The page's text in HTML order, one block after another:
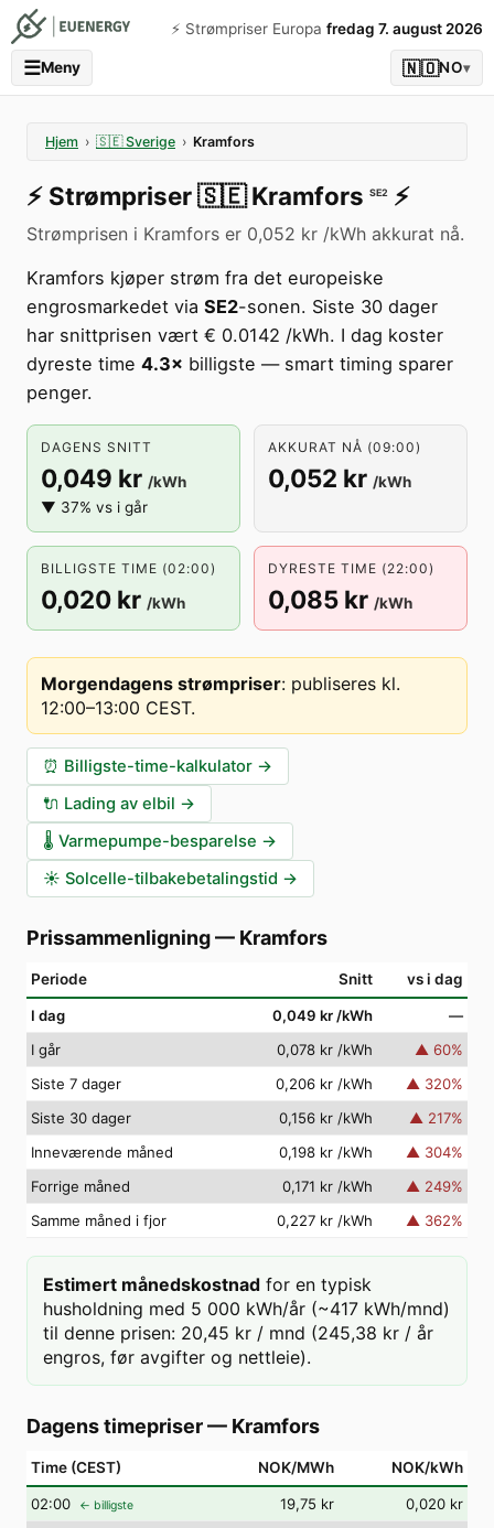
⚡️ Strømpriser Europa fredag 7. august 2026
☰Meny 🇳🇴NO▾
Hjem › 🇸🇪 Sverige › Kramfors
⚡️ Strømpriser🇸🇪 Kramfors SE2 ⚡️
Strømprisen i Kramfors er 0,052 kr /kWh akkurat nå.
Kramfors kjøper strøm fra det europeiske
engrosmarkedet via SE2-sonen. Siste 30 dager
har snittprisen vært € 0.0142 /kWh. I dag koster
dyreste time 4.3× billigste — smart timing sparer
penger.
DAGENS SNITT
0,049 kr /kWh
▼ 37% vs i går
AKKURAT NÅ (09:00)
0,052 kr /kWh
BILLIGSTE TIME (02:00)
0,020 kr /kWh
DYRESTE TIME (22:00)
0,085 kr /kWh
Morgendagens strømpriser: publiseres kl.
12:00–13:00 CEST.
⏰ Billigste-time-kalkulator →
🔌 Lading av elbil →
🌡️ Varmepumpe-besparelse →
☀️ Solcelle-tilbakebetalingstid →
Prissammenligning— Kramfors
Periode Snitt vs i dag
I dag 0,049 kr /kWh
—
I går
0,078 kr /kWh ▲ 60%
Siste 7 dager
0,206 kr /kWh ▲ 320%
Siste 30 dager
0,156 kr /kWh ▲ 217%
Inneværende måned
0,198 kr /kWh ▲ 304%
Forrige måned
0,171 kr /kWh ▲ 249%
Samme måned i fjor
0,227 kr /kWh ▲ 362%
Estimert månedskostnad for en typisk
husholdning med 5 000 kWh/år (~417 kWh/mnd)
til denne prisen: 20,45 kr / mnd (245,38 kr / år
engros, før avgifter og nettleie).
Dagens timepriser— Kramfors
Time (CEST) NOK/MWh NOK/kWh
02:00 ← billigste 19,75 kr
0,020 kr